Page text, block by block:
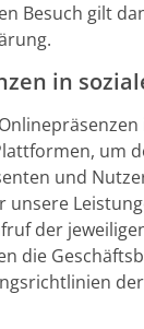
Besuch gilt
in
um
und
unsere
der
die